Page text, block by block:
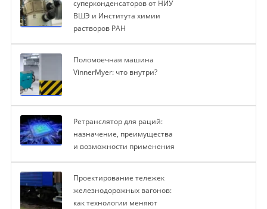
суперконденсаторов от НИУ
ВШЭ и Института химии
растворов РАН
Поломоечная машина
VinnerMyer: что внутри?
Ретранслятор для раций:
назначение, преимущества
и возможности применения
Проектирование тележек
железнодорожных вагонов:
как технологии меняют